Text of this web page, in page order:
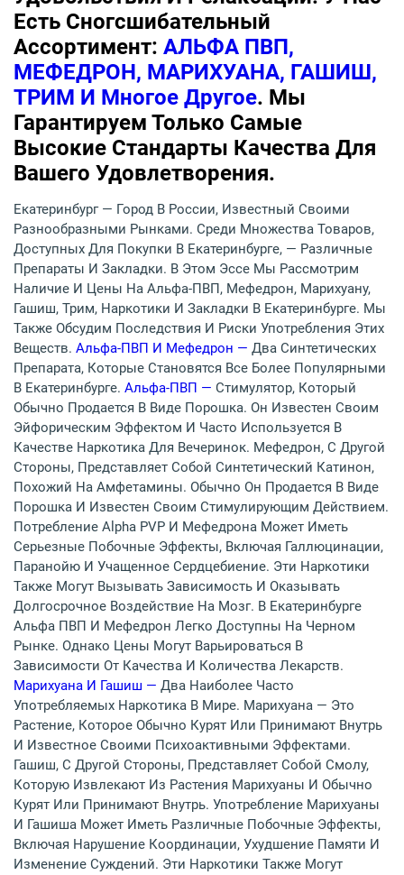
Есть Сногсшибательный
Ассортимент: АЛЬФА ПВП,
МЕФЕДРОН, МАРИХУАНА, ГАШИШ,
ТРИМ И Многое Другое. Мы
Гарантируем Только Самые
Высокие Стандарты Качества Для
Вашего Удовлетворения.
Екатеринбург — Город В России, Известный Своими
Разнообразными Рынками. Среди Множества Товаров,
Доступных Для Покупки В Екатеринбурге, — Различные
Препараты И Закладки. В Этом Эссе Мы Рассмотрим
Наличие И Цены На Альфа-ПВП, Мефедрон, Марихуану,
Гашиш, Трим, Наркотики И Закладки В Екатеринбурге. Мы
Также Обсудим Последствия И Риски Употребления Этих
Веществ. Альфа-ПВП И Мефедрон — Два Синтетических
Препарата, Которые Становятся Все Более Популярными
В Екатеринбурге. Альфа-ПВП — Стимулятор, Который
Обычно Продается В Виде Порошка. Он Известен Своим
Эйфорическим Эффектом И Часто Используется В
Качестве Наркотика Для Вечеринок. Мефедрон, С Другой
Стороны, Представляет Собой Синтетический Катинон,
Похожий На Амфетамины. Обычно Он Продается В Виде
Порошка И Известен Своим Стимулирующим Действием.
Потребление Alpha PVP И Мефедрона Может Иметь
Серьезные Побочные Эффекты, Включая Галлюцинации,
Паранойю И Учащенное Сердцебиение. Эти Наркотики
Также Могут Вызывать Зависимость И Оказывать
Долгосрочное Воздействие На Мозг. В Екатеринбурге
Альфа ПВП И Мефедрон Легко Доступны На Черном
Рынке. Однако Цены Могут Варьироваться В
Зависимости От Качества И Количества Лекарств.
Марихуана И Гашиш — Два Наиболее Часто
Употребляемых Наркотика В Мире. Марихуана — Это
Растение, Которое Обычно Курят Или Принимают Внутрь
И Известное Своими Психоактивными Эффектами.
Гашиш, С Другой Стороны, Представляет Собой Смолу,
Которую Извлекают Из Растения Марихуаны И Обычно
Курят Или Принимают Внутрь. Употребление Марихуаны
И Гашиша Может Иметь Различные Побочные Эффекты,
Включая Нарушение Координации, Ухудшение Памяти И
Изменение Суждений. Эти Наркотики Также Могут